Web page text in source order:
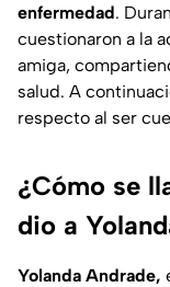
enfermedad.
cuestionaron a la
amiga,
salud. A
respecto al ser
¿Cómo se
dio a
Yolanda Andrade,